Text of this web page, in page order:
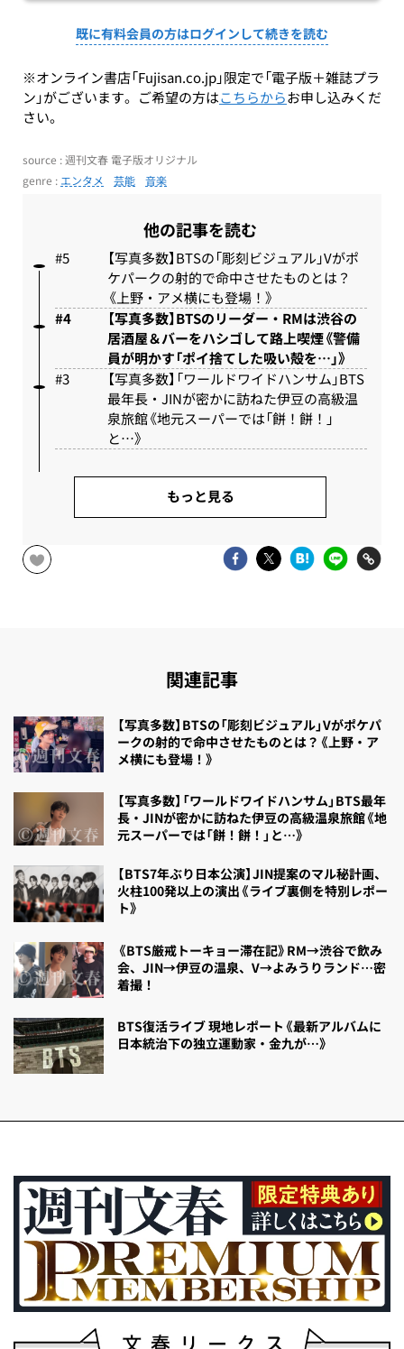
既に有料会員の方はログインして続きを読む
※オンライン書店「Fujisan.co.jp」限定で「電子版＋雑誌プラ
ン」がございます。ご希望の方はこちらからお申し込みくだ
さい。
source : 週刊文春 電子版オリジナル
genre : エンタメ 芸能 音楽
他の記事を読む
【写真多数】BTSの「彫刻ビジュアル」Vがポ
ケパークの射的で命中させたものとは？
《上野・アメ横にも登場！》
【写真多数】BTSのリーダー・RMは渋谷の
居酒屋＆バーをハシゴして路上喫煙《警備
員が明かす「ポイ捨てした吸い殻を…」》
【写真多数】「ワールドワイドハンサム」BTS
最年長・JINが密かに訪ねた伊豆の高級温
泉旅館《地元スーパーでは「餅！餅！」
と…》
もっと見る
関連記事
【写真多数】BTSの「彫刻ビジュアル」Vがポケパ
ークの射的で命中させたものとは？《上野・ア
メ横にも登場！》
【写真多数】「ワールドワイドハンサム」BTS最年
長・JINが密かに訪ねた伊豆の高級温泉旅館《地
元スーパーでは「餅！餅！」と…》
【BTS7年ぶり日本公演】JIN提案のマル秘計画、
火柱100発以上の演出《ライブ裏側を特別レポー
ト》
《BTS厳戒トーキョー滞在記》RM→渋谷で飲み
会、JIN→伊豆の温泉、V→よみうりランド…密
着撮！
BTS復活ライブ 現地レポート《最新アルバムに
日本統治下の独立運動家・金九が…》